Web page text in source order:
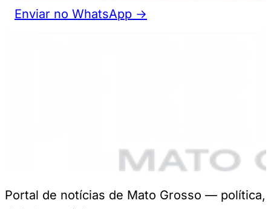
Enviar no WhatsApp →
Portal de notícias de Mato Grosso — política,